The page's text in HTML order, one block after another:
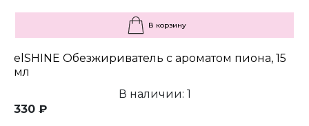
В корзину
elSHINE Обезжириватель с ароматом пиона, 15
мл
В наличии: 1
330 ₽